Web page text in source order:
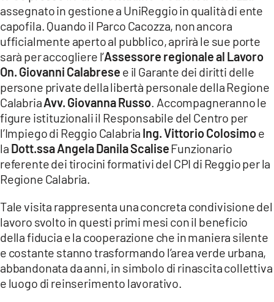
LACPLAY.IT
LACTV.IT
LACONAIR.IT
LACITYMAG.IT
ILREGGINO.IT
COSENZACHANNEL.IT
ILVIBONESE.IT
LACAPITALENEWS.IT
App
ANDROID
assegnato in gestione a UniReggio in qualità di ente
capofila. Quando il Parco Cacozza, non ancora
ufficialmente aperto al pubblico, aprirà le sue porte
sarà per accogliere l’Assessore regionale al Lavoro
On. Giovanni Calabrese e il Garante dei diritti delle
persone private della libertà personale della Regione
CalabriaAvv. Giovanna Russo . Accompagneranno le
figure istituzionali il Responsabile del Centro per
l’Impiego di Reggio Calabria Ing. Vittorio Colosimoe
la Dott.ssa Angela Danila ScaliseFunzionario
referente dei tirocini formativi del CPI di Reggio per la
Regione Calabria.
Tale visita rappresenta una concreta condivisione del
lavoro svolto in questi primi mesi con il beneficio
della fiducia e la cooperazione che in maniera silente
e costante stanno trasformando l’area verde urbana,
abbandonata da anni, in simbolo di rinascita collettiva
e luogo di reinserimento lavorativo.